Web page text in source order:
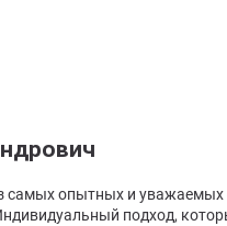
самых опытных и
подход,